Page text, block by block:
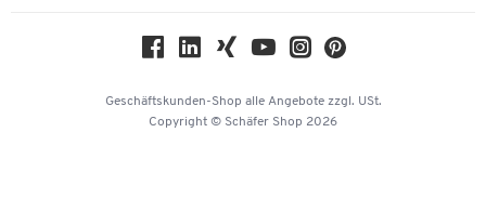
KinderHerz Zukunftsfonds
Geschäftskunden-Shop alle Angebote zzgl. USt.
Copyright © Schäfer Shop 2026